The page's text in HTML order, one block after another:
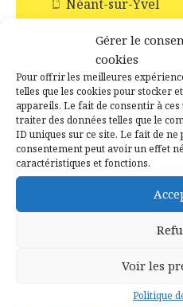
Gérer le
cookies
Pour offrir les meilleures
telles que les cookies pour stocker
appareils. Le fait de consentir à
traiter des données telles que le
ID uniques sur ce site. Le fait de
consentement peut avoir un effet
caractéristiques et fonctions.
Voir les
Politique
Néant-sur-Yvel
Ploërmel
Saint-Abraham
Saint-Malo-de-
Taupont
Tréhorenteuc
Histoire et
Incendie en forêt de
Les commerces